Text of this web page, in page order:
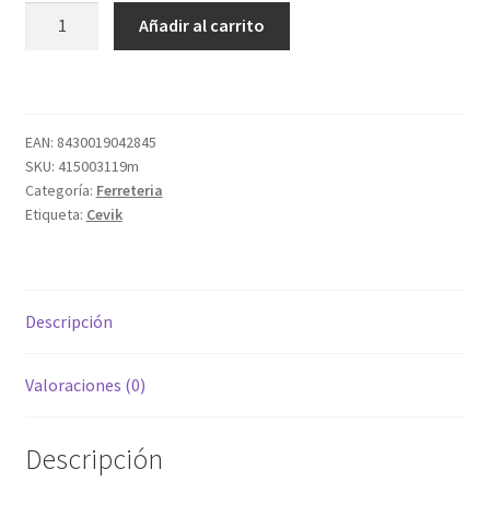
1LT
cantidad
Añadir al carrito
EAN: 8430019042845
SKU: 415003119m
Categoría: Ferreteria
Etiqueta: Cevik
Descripción
Valoraciones (0)
Descripción